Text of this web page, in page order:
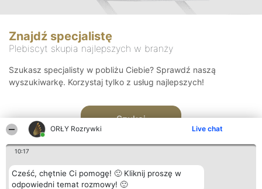
ORŁY Rozrywki Live chat
10:17
Cześć, chętnie Ci pomogę! 🙂 Kliknij proszę w
odpowiedni temat rozmowy! 🙂
Znajdź specjalistę
Plebiscyt skupia najlepszych w branży
Szukasz specjalisty w pobliżu Ciebie? Sprawdź naszą
wyszukiwarkę. Korzystaj tylko z usług najlepszych!
Szukaj